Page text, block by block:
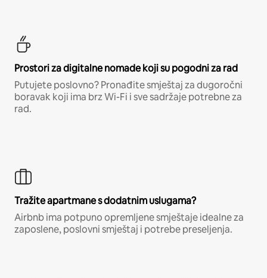
Prostori za digitalne nomade koji su pogodni za rad
Putujete poslovno? Pronađite smještaj za dugoročni
boravak koji ima brz Wi-Fi i sve sadržaje potrebne za
rad.
Tražite apartmane s dodatnim uslugama?
Airbnb ima potpuno opremljene smještaje idealne za
zaposlene, poslovni smještaj i potrebe preseljenja.